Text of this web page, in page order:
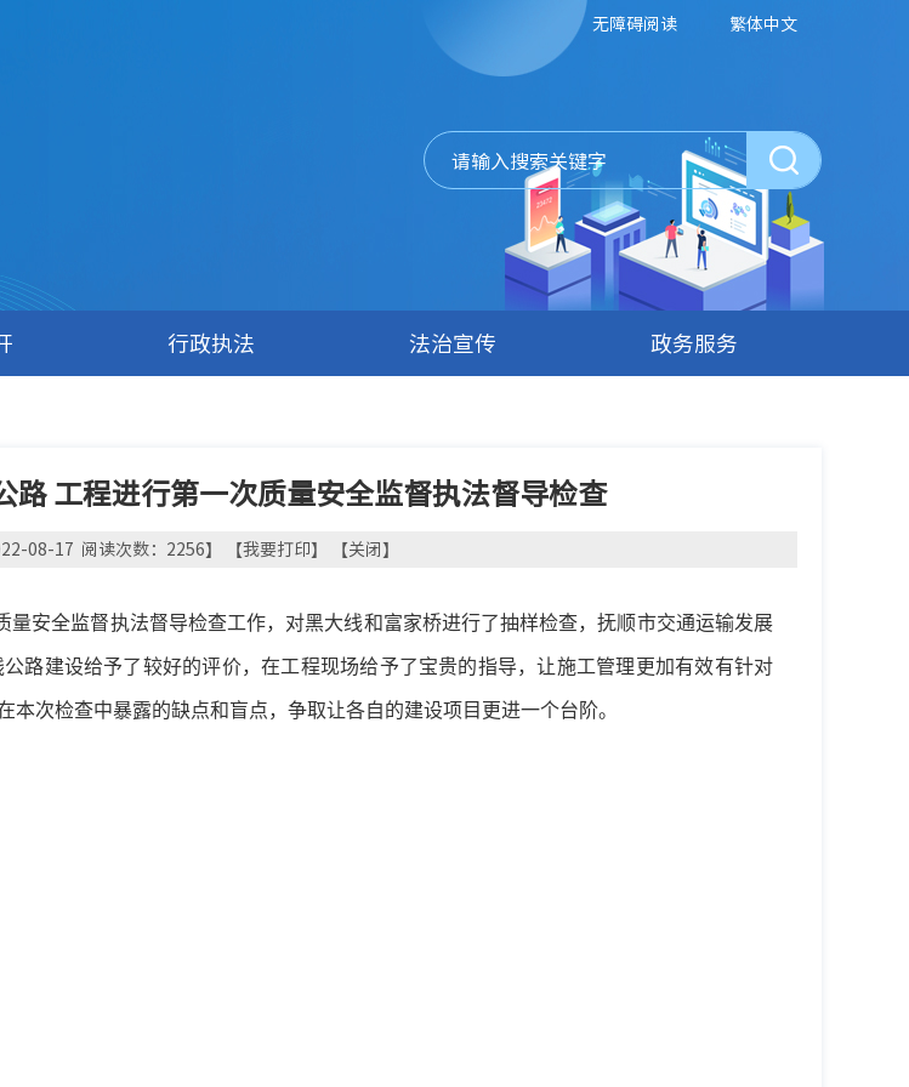
无障碍阅读 繁体中文
行政执法 法治宣传 政务服务
工程进行第一次质量安全监督执法督导检查
08-17 阅读次数： 2256】 【我要打印】 【关闭】
量安全监督执法督导检查工作，对黑大线和富家桥进行了抽样检查，抚顺市交通运输发展
路建设给予了较好的评价，在工程现场给予了宝贵的指导，让施工管理更加有效有针对
次检查中暴露的缺点和盲点，争取让各自的建设项目更进一个台阶。